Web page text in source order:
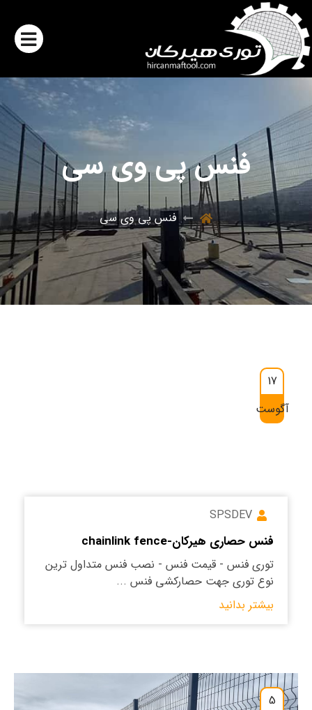
فنس پی وی سی
فنس پی وی سی
17
آگوست
SPSDEV
فنس حصاری هیرکان-chainlink fence
توری فنس - قیمت فنس - نصب فنس متداول ترین
نوع توری جهت حصارکشی فنس ...
بیشتر بدانید
5